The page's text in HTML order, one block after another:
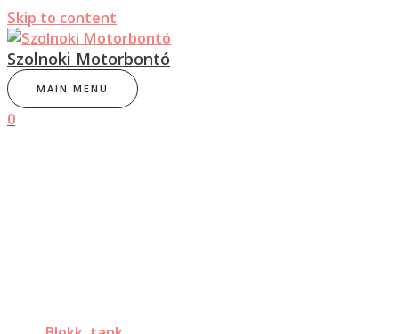
Skip to content
Szolnoki Motorbontó
MAIN MENU
0